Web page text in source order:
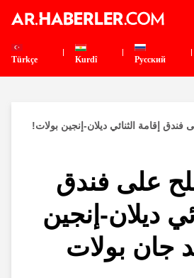
Pусский
Kurdî
Türkçe
إقامة الثنائي ديلان-إنجين بولات!
على فندق
ديلان-إنجين
جان بولات